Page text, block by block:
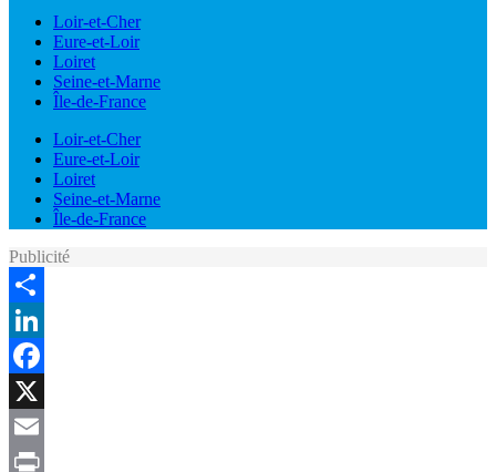
Loir-et-Cher
Eure-et-Loir
Loiret
Seine-et-Marne
Île-de-France
Loir-et-Cher
Eure-et-Loir
Loiret
Seine-et-Marne
Île-de-France
Publicité
Share
LinkedIn
Facebook
X
Email